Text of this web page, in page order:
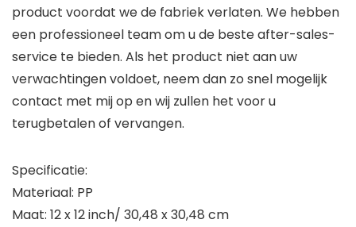
product voordat we de fabriek verlaten. We hebben
een professioneel team om u de beste after-sales-
service te bieden. Als het product niet aan uw
verwachtingen voldoet, neem dan zo snel mogelijk
contact met mij op en wij zullen het voor u
terugbetalen of vervangen.
Specificatie:
Materiaal: PP
Maat: 12 x 12 inch/ 30,48 x 30,48 cm